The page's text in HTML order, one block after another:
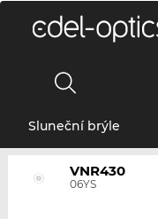
Sluneční brýle
VNR430
06YS